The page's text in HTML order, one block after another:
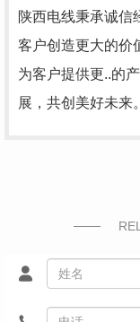
陕西电线秉承诚信
客户创造更大的价
为客户提供更..的
展，共创美好未来。